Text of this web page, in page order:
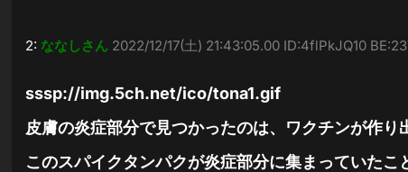
2: ななしさん 2022/12/17(土) 21:43:05.00 ID:4flPkJQ10
sssp://img.5ch.net/ico/tona1.gif
皮膚の炎症部分で見つかったのは、ワクチンが作り
このスパイクタンパクが炎症部分に集まっていた